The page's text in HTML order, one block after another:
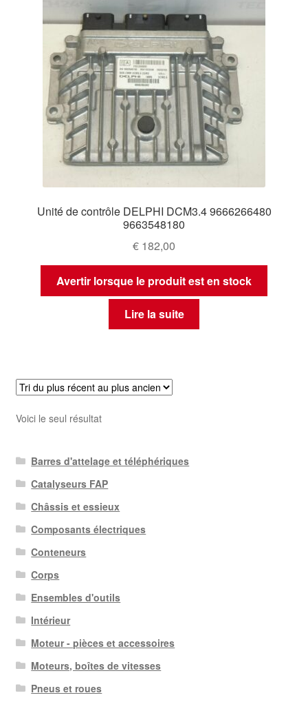
Unité de contrôle DELPHI DCM3.4 9666266480
9663548180
€ 182,00
Avertir lorsque le produit est en stock
Lire la suite
Voici le seul résultat
Barres d'attelage et téléphériques
Catalyseurs FAP
Châssis et essieux
Composants électriques
Conteneurs
Corps
Ensembles d'outils
Intérieur
Moteur - pièces et accessoires
Moteurs, boîtes de vitesses
Pneus et roues